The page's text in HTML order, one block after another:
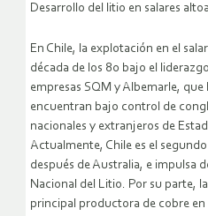
Desarrollo del litio en salares
En Chile, la explotación en el
década de los 80 bajo el
empresas SQM y Albemarle,
encuentran bajo control de
nacionales y extranjeros de
Actualmente, Chile es el
después de Australia, e impulsa
Nacional del Litio. Por su parte,
principal productora de cobre